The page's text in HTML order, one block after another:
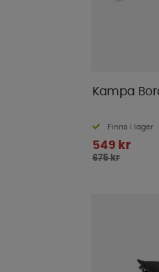
Kampa
Finns i lager
549 kr
675 kr